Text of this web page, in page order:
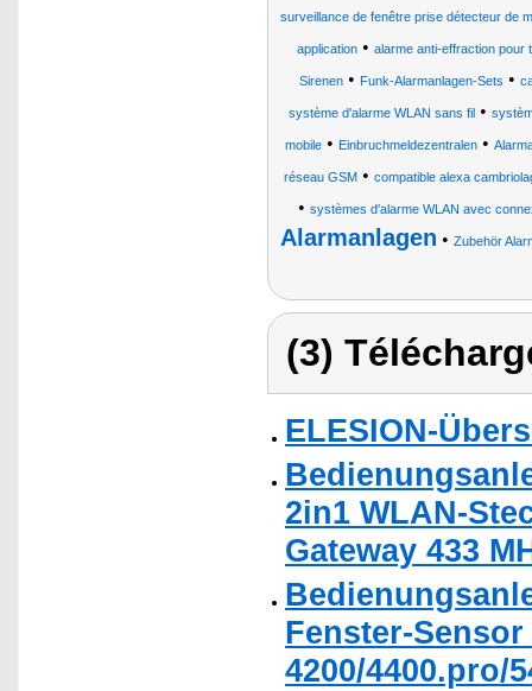
surveillance de fenêtre prise détecteur de
application• alarme anti-effraction pour
Sirenen• Funk-Alarmanlagen-Sets •
système d'alarme WLAN sans fil •
mobile• Einbruchmeldezentralen•
réseau GSM • compatible alexa
• systèmes d'alarme WLAN avec
Alarmanlagen • Zubehör
(3)
ELESION-
2in1 WLAN-
Gateway 433
Fenster-
4200/4400.pro/